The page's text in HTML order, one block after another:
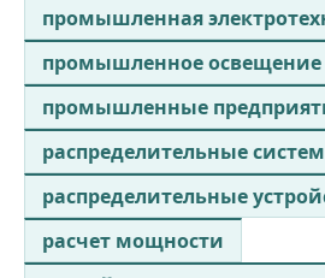
промышленная
промышленное освещение
промышленные
распределительные
распределительные
расчет мощности